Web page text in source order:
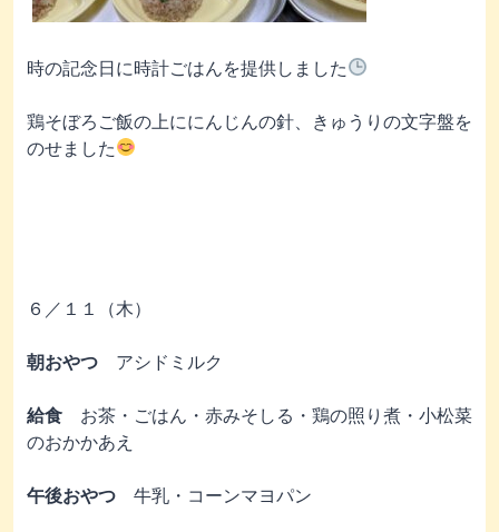
時の記念日に時計ごはんを提供しました
鶏そぼろご飯の上ににんじんの針、きゅうりの文字盤を
のせました
６／１１（木）
朝おやつ アシドミルク
給食 お茶・ごはん・赤みそしる・鶏の照り煮・小松菜
のおかかあえ
午後おやつ 牛乳・コーンマヨパン